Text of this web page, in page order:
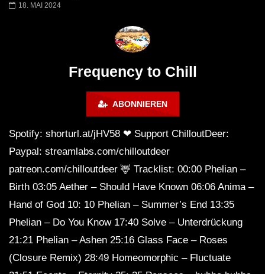
Chillout Ibiza Lounge 2024 🍓
Calm & Relaxing Background
Music 🍓 Chill, Study, Work,
18. MAI 2024
Frequency to Chill
ABONNIEREN
Spotify: shorturl.at/jHV58 ❤ Support ChilloutDeer:
Paypal: streamlabs.com/chilloutdeer
patreon.com/chilloutdeer 🦌 Tracklist: 00:00 Phelian –
Birth 03:05 Aether – Should Have Known 06:06 Anima –
Hand of God 10: 10 Phelian – Summer’s End 13:35
Phelian – Do You Know 17:40 Solve – Unterdrückung
21:21 Phelian – Ashen 25:16 Glass Face – Roses
(Closure Remix) 28:49 Homeomorphic – Fluctuate